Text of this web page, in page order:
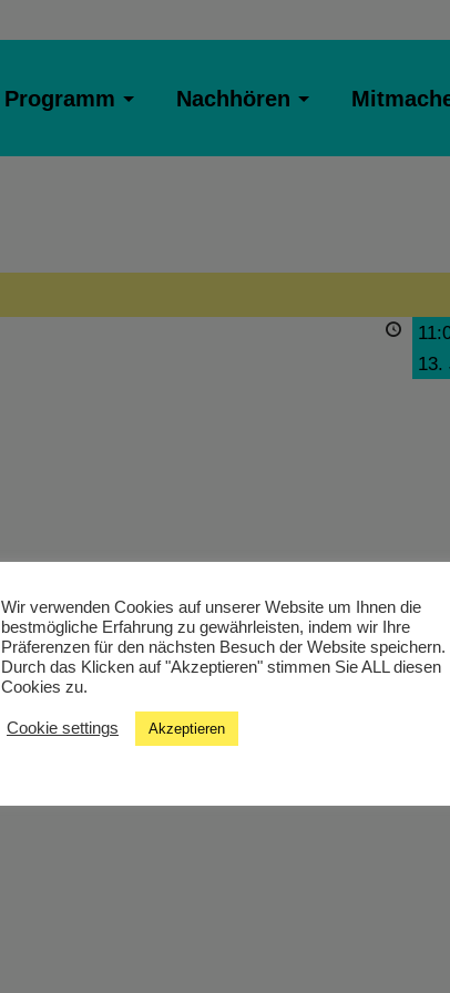
Programm Nachhören
13.
Wir verwenden Cookies auf unserer Website um Ihnen die
bestmögliche Erfahrung zu gewährleisten, indem wir Ihre
Präferenzen für den nächsten Besuch der Website speichern.
Durch das Klicken auf "Akzeptieren" stimmen Sie ALL diesen
Cookies zu.
Cookie settings Akzeptieren